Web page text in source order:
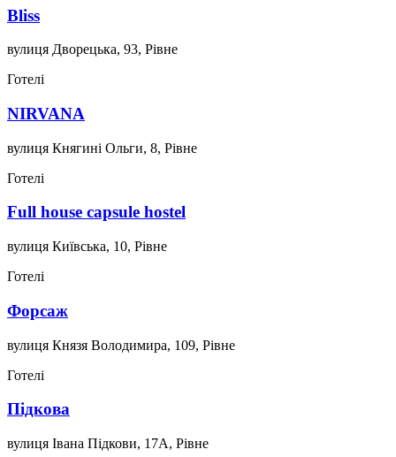
Bliss
вулиця Дворецька, 93, Рівне
Готелі
NIRVANA
вулиця Княгині Ольги, 8, Рівне
Готелі
Full house capsule hostel
вулиця Київська, 10, Рівне
Готелі
Форсаж
вулиця Князя Володимира, 109, Рівне
Готелі
Підкова
вулиця Івана Підкови, 17А, Рівне